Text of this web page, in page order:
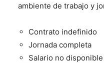
ambiente de trabajo y
Contrato indefinido
Jornada completa
Salario no disponible